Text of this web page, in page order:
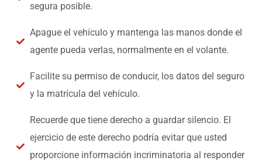
segura posible.
Apague el vehículo y mantenga las manos donde el
agente pueda verlas, normalmente en el volante.
Facilite su permiso de conducir, los datos del seguro
y la matrícula del vehículo.
Recuerde que tiene derecho a guardar silencio. El
ejercicio de este derecho podría evitar que usted
proporcione información incriminatoria al responder